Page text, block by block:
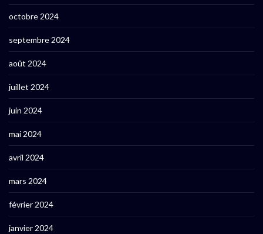
octobre 2024
septembre 2024
août 2024
juillet 2024
juin 2024
mai 2024
avril 2024
mars 2024
février 2024
janvier 2024